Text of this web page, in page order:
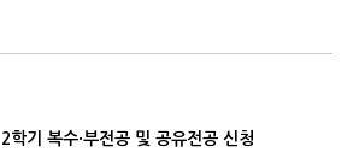
2학기 복수·부전공 및 공유전공 신청